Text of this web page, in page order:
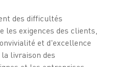
des difficultés
les exigences des clients,
et d'excellence
livraison des